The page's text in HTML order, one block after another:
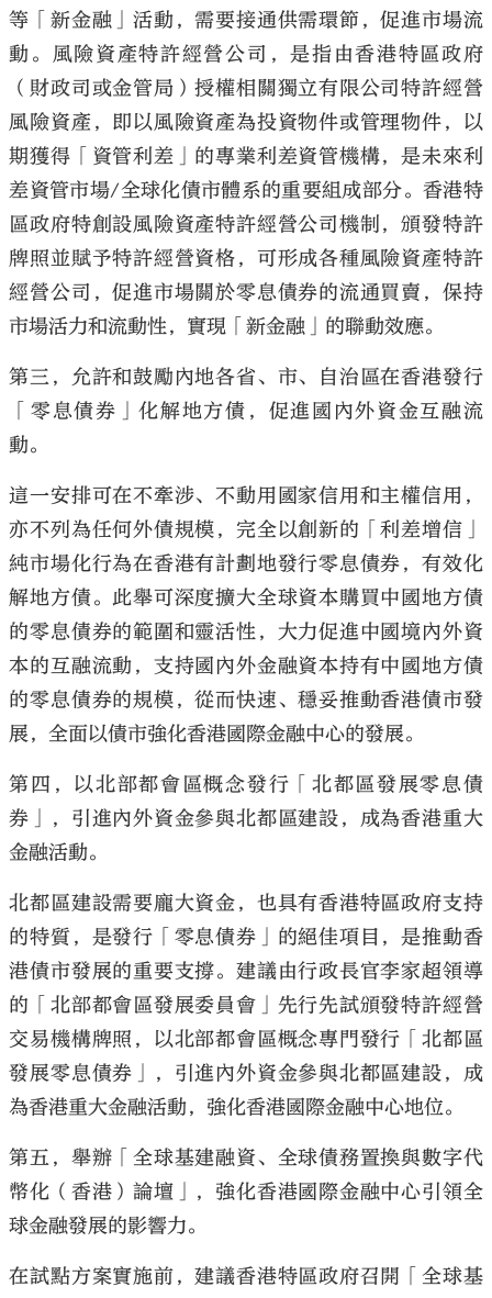
等「新金融」活動，需要接通供需環節，促進市場流
動。風險資產特許經營公司，是指由香港特區政府
（財政司或金管局）授權相關獨立有限公司特許經營
風險資產，即以風險資產為投資物件或管理物件，以
期獲得「資管利差」的專業利差資管機構，是未來利
差資管市場/全球化債市體系的重要組成部分。香港特
區政府特創設風險資產特許經營公司機制，頒發特許
牌照並賦予特許經營資格，可形成各種風險資產特許
經營公司，促進市場關於零息債券的流通買賣，保持
市場活力和流動性，實現「新金融」的聯動效應。
第三，允許和鼓勵內地各省、市、自治區在香港發行
「零息債券」化解地方債，促進國內外資金互融流
動。
這一安排可在不牽涉、不動用國家信用和主權信用，
亦不列為任何外債規模，完全以創新的「利差增信」
純市場化行為在香港有計劃地發行零息債券，有效化
解地方債。此舉可深度擴大全球資本購買中國地方債
的零息債券的範圍和靈活性，大力促進中國境內外資
本的互融流動，支持國內外金融資本持有中國地方債
的零息債券的規模，從而快速、穩妥推動香港債市發
展，全面以債市強化香港國際金融中心的發展。
第四，以北部都會區概念發行「北都區發展零息債
券」，引進內外資金參與北都區建設，成為香港重大
金融活動。
北都區建設需要龐大資金，也具有香港特區政府支持
的特質，是發行「零息債券」的絕佳項目，是推動香
港債市發展的重要支撐。建議由行政長官李家超領導
的「北部都會區發展委員會」先行先試頒發特許經營
交易機構牌照，以北部都會區概念專門發行「北都區
發展零息債券」，引進內外資金參與北都區建設，成
為香港重大金融活動，強化香港國際金融中心地位。
第五，舉辦「全球基建融資、全球債務置換與數字代
幣化（香港）論壇」，強化香港國際金融中心引領全
球金融發展的影響力。
在試點方案實施前，建議香港特區政府召開「全球基